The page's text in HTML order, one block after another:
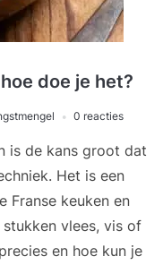
doe je het?
0 reacties
is de kans groot dat
Het is een
Franse keuken en
vlees, vis of
en hoe kun je